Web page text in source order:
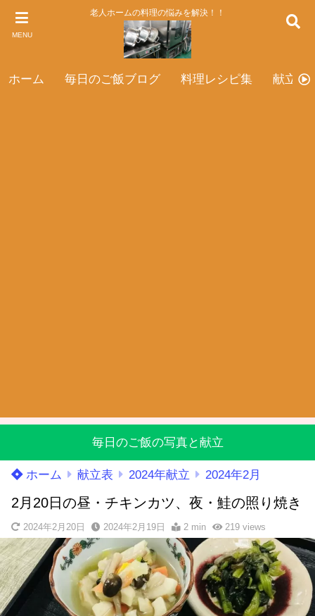
MENU
老人ホームの料理の悩みを解決！！
ホーム 毎日のご飯ブログ 料理レシピ集 献立表
毎日のご飯の写真と献立
ホーム 献立表 2024年献立 2024年2月
2月20日の昼・チキンカツ、夜・鮭の照り焼き
2024年2月20日 2024年2月19日 2 min 219views